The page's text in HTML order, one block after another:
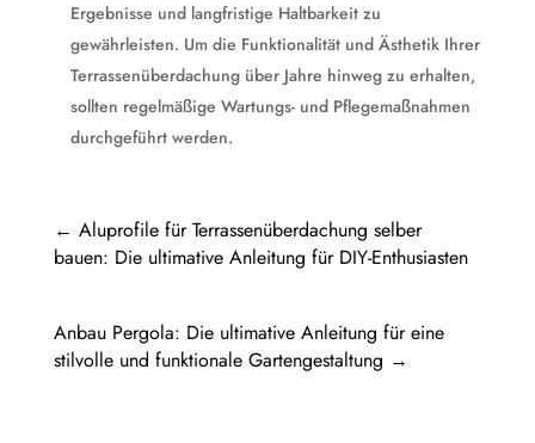
Ergebnisse und langfristige Haltbarkeit zu
gewährleisten. Um die Funktionalität und Ästhetik Ihrer
Terrassenüberdachung über Jahre hinweg zu erhalten,
sollten regelmäßige Wartungs- und Pflegemaßnahmen
durchgeführt werden.
← Aluprofile für Terrassenüberdachung selber
bauen: Die ultimative Anleitung für DIY-Enthusiasten
Anbau Pergola: Die ultimative Anleitung für eine
stilvolle und funktionale Gartengestaltung →